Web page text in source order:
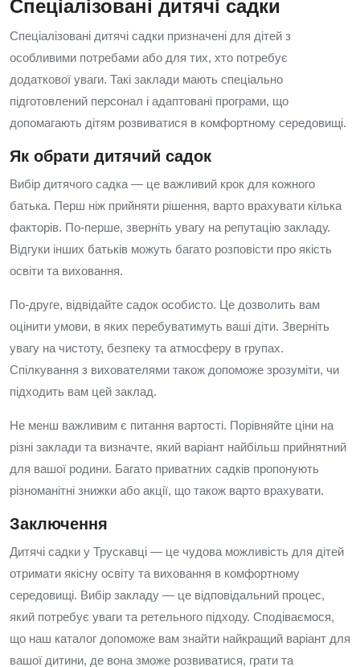
Спеціалізовані дитячі садки
Спеціалізовані дитячі садки призначені для дітей з
особливими потребами або для тих, хто потребує
додаткової уваги. Такі заклади мають спеціально
підготовлений персонал і адаптовані програми, що
допомагають дітям розвиватися в комфортному середовищі.
Як обрати дитячий садок
Вибір дитячого садка — це важливий крок для кожного
батька. Перш ніж прийняти рішення, варто врахувати кілька
факторів. По-перше, зверніть увагу на репутацію закладу.
Відгуки інших батьків можуть багато розповісти про якість
освіти та виховання.
По-друге, відвідайте садок особисто. Це дозволить вам
оцінити умови, в яких перебуватимуть ваші діти. Зверніть
увагу на чистоту, безпеку та атмосферу в групах.
Спілкування з вихователями також допоможе зрозуміти, чи
підходить вам цей заклад.
Не менш важливим є питання вартості. Порівняйте ціни на
різні заклади та визначте, який варіант найбільш прийнятний
для вашої родини. Багато приватних садків пропонують
різноманітні знижки або акції, що також варто врахувати.
Заключення
Дитячі садки у Трускавці — це чудова можливість для дітей
отримати якісну освіту та виховання в комфортному
середовищі. Вибір закладу — це відповідальний процес,
який потребує уваги та ретельного підходу. Сподіваємося,
що наш каталог допоможе вам знайти найкращий варіант для
вашої дитини, де вона зможе розвиватися, грати та